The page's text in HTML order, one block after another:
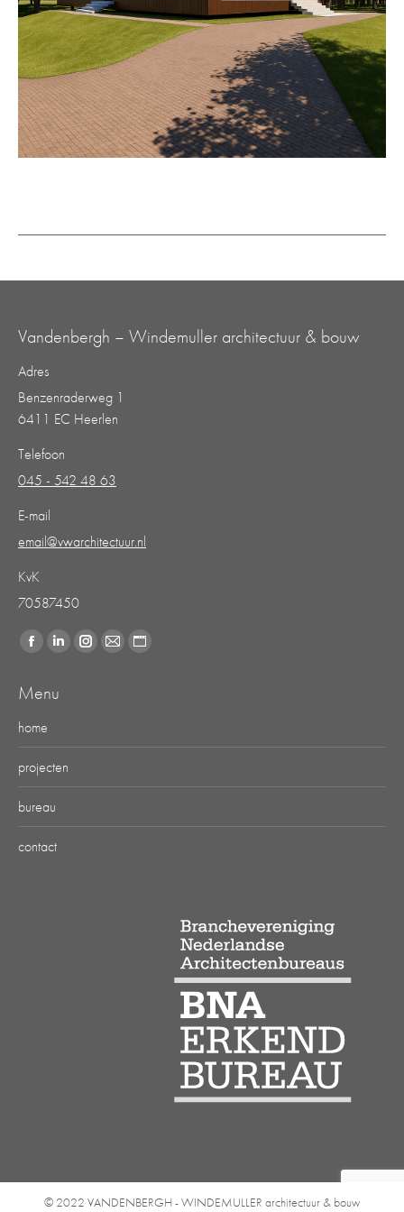
Vandenbergh – Windemuller architectuur & bouw
Adres
Benzenraderweg 1
6411 EC Heerlen
Telefoon
045 - 542 48 63
E-mail
email@vwarchitectuur.nl
KvK
70587450
Vind ons op:
Facebook
opens
in
new
window
Linkedin
opens
new
window
Instagram
new
Mail
new
Website
new
Menu
home
projecten
bureau
contact
© 2022 VANDENBERGH - WINDEMULLER architectuur & bouw